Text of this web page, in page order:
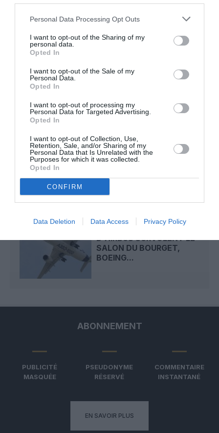
Personal Data Processing Opt Outs
I want to opt-out of the Sharing of my
personal data.
Opted In
I want to opt-out of the Sale of my
Personal Data.
Opted In
I want to opt-out of processing my
Personal Data for Targeted Advertising.
Opted In
I want to opt-out of Collection, Use,
Retention, Sale, and/or Sharing of my
Personal Data that Is Unrelated with the
Purposes for which it was collected.
Opted In
CONFIRM
Data Deletion Data Access Privacy Policy
LIRE AUSSI
SALON DU BOURGET :
BALLONS...
COMMENT L'ARMÉE DE
L'AIR ET DE L'ESPACE
VEILLE SUR LE SALON...
LES COMMANDES
D'AIRBUS SURVOLENT LE
SALON DU BOURGET,
BOEING...
ABONNEMENT
PUBLICITÉ
MASQUÉE
PSEUDONYME
RÉSERVÉ
COMMENTAIRE
INSTANTANÉ
EN SAVOIR PLUS